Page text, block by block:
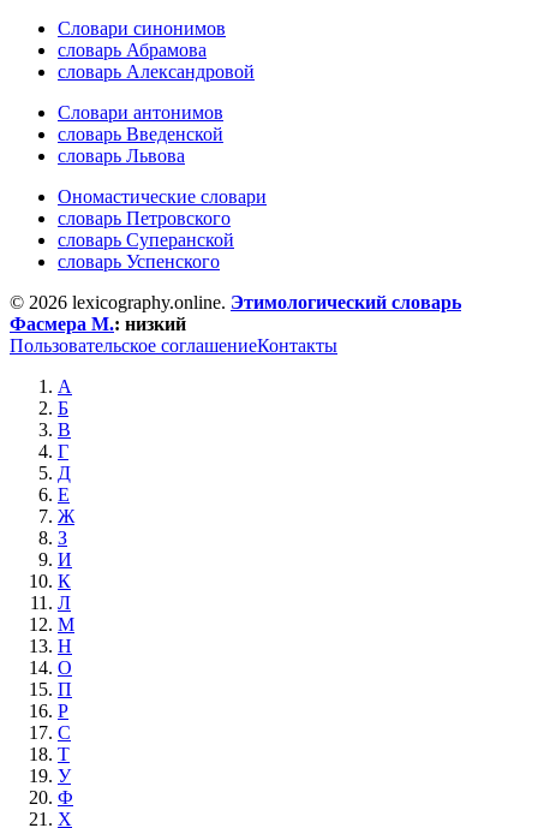
Словари синонимов
словарь Абрамова
словарь Александровой
Словари антонимов
словарь Введенской
словарь Львова
Ономастические словари
словарь Петровского
словарь Суперанской
словарь Успенского
© 2026 lexicography.online. Этимологический словарь
Фасмера М.: низкий
Пользовательское соглашениеКонтакты
А
Б
В
Г
Д
Е
Ж
З
И
К
Л
М
Н
О
П
Р
С
Т
У
Ф
Х